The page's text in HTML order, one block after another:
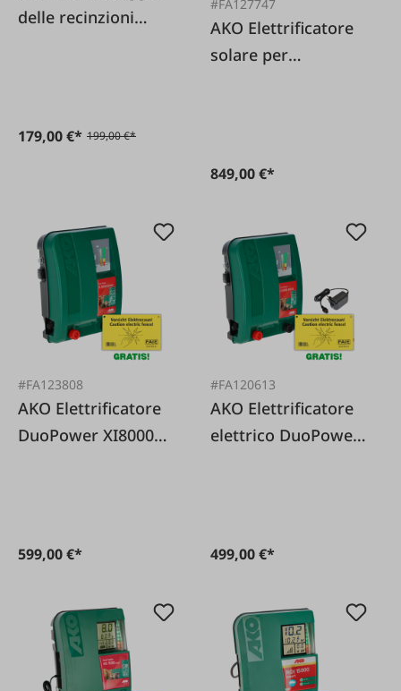
delle recinzioni
179,00 €* 199,00 €*
#FA127747
AKO Elettrificatore
solare per
849,00 €*
#FA123808
AKO Elettrificatore
DuoPower XI8000
599,00 €*
#FA120613
AKO Elettrificatore
elettrico DuoPower
499,00 €*